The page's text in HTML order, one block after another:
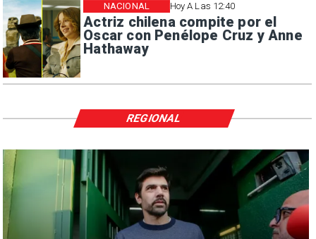
Hoy A Las 12:40
Actriz chilena compite por el
Oscar con Penélope Cruz y Anne
Hathaway
NACIONAL
REGIONAL